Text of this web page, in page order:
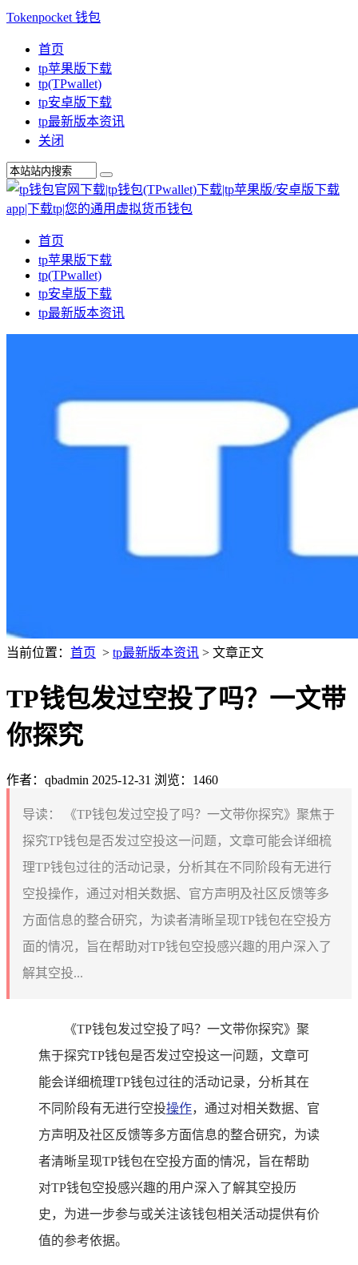
Tokenpocket 钱包
首页
tp苹果版下载
tp(TPwallet)
tp安卓版下载
tp最新版本资讯
关闭
首页
tp苹果版下载
tp(TPwallet)
tp安卓版下载
tp最新版本资讯
当前位置： 首页 > tp最新版本资讯 > 文章正文
TP钱包发过空投了吗？一文带
你探究
作者：qbadmin 2025-12-31 浏览：1460
导读：
《TP钱包发过空投了吗？一文带你探究》聚焦于
探究TP钱包是否发过空投这一问题，文章可能会详细梳
理TP钱包过往的活动记录，分析其在不同阶段有无进行
空投操作，通过对相关数据、官方声明及社区反馈等多
方面信息的整合研究，为读者清晰呈现TP钱包在空投方
面的情况，旨在帮助对TP钱包空投感兴趣的用户深入了
解其空投...
《TP钱包发过空投了吗？一文带你探究》聚
焦于探究TP钱包是否发过空投这一问题，文章可
能会详细梳理TP钱包过往的活动记录，分析其在
不同阶段有无进行空投操作，通过对相关数据、官
方声明及社区反馈等多方面信息的整合研究，为读
者清晰呈现TP钱包在空投方面的情况，旨在帮助
对TP钱包空投感兴趣的用户深入了解其空投历
史，为进一步参与或关注该钱包相关活动提供有价
值的参考依据。